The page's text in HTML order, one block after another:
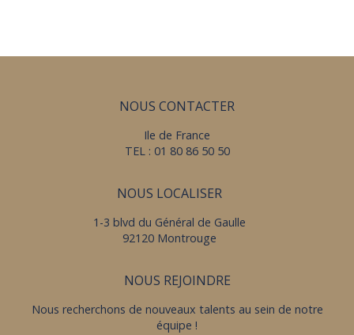
NOUS CONTACTER
Ile de France
TEL : 01 80 86 50 50
NOUS LOCALISER
1-3 blvd du Général de Gaulle
92120 Montrouge
NOUS REJOINDRE
Nous recherchons de nouveaux talents au sein de notre
équipe !